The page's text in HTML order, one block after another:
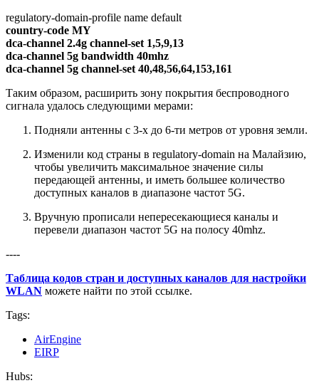
regulatory-domain-profile name default
country-code MY
dca-channel 2.4g channel-set 1,5,9,13
dca-channel 5g bandwidth 40mhz
dca-channel 5g channel-set 40,48,56,64,153,161
Таким образом, расширить зону покрытия беспроводного
сигнала удалось следующими мерами:
Подняли антенны с 3-х до 6-ти метров от уровня земли.
Изменили код страны в regulatory-domain на Малайзию,
чтобы увеличить максимальное значение силы
передающей антенны, и иметь большее количество
доступных каналов в диапазоне частот 5G.
Вручную прописали непересекающиеся каналы и
перевели диапазон частот 5G на полосу 40mhz.
----
Таблица кодов стран и доступных каналов для настройки
WLAN можете найти по этой ссылке.
Tags:
AirEngine
EIRP
Hubs: